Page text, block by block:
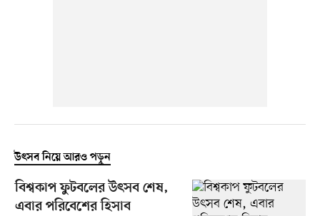
উৎসব নিয়ে আরও পড়ুন
বিশ্বকাপ ফুটবলের উৎসব শেষ,
এবার পরিবেশের হিসাব